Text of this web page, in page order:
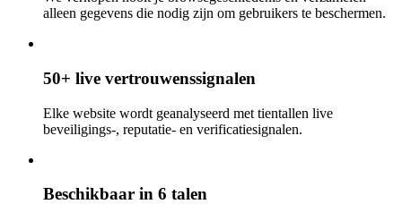
alleen gegevens die nodig zijn om gebruikers te beschermen.
50+ live vertrouwenssignalen
Elke website wordt geanalyseerd met tientallen live
beveiligings-, reputatie- en verificatiesignalen.
Beschikbaar in 6 talen